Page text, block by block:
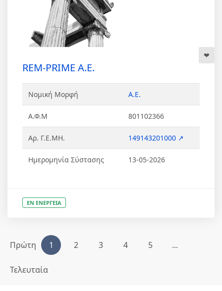
REM-PRIME Α.Ε.
Νομική Μορφή Α.Ε.
Α.Φ.Μ 801102366
Αρ. Γ.Ε.ΜΗ. 149143201000 ↗
Ημερομηνία Σύστασης 13-05-2026
ΕΝ ΕΝΕΡΓΕΙΑ
Πρώτη 1 2 3 4 5 ...
Τελευταία